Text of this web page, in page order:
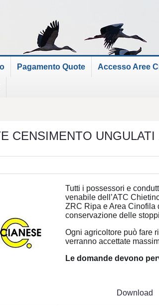
Pagamento Quote Accesso Aree
CENSIMENTO UNGULATI
Tutti i possessori e
venabile dell’ATC
ZRC Ripa e Area Cinofila
conservazione delle
Ogni agricoltore può fare
verranno accettate
Le domande devono
Download